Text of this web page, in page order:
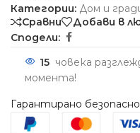
Категории: Дом и
Сравни
Добави в
Сподели:
15 човека
момента!
Гарантирано